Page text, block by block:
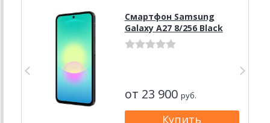
Смартфон Samsung
Galaxy A27 8/256 Black
от 23 900 руб.